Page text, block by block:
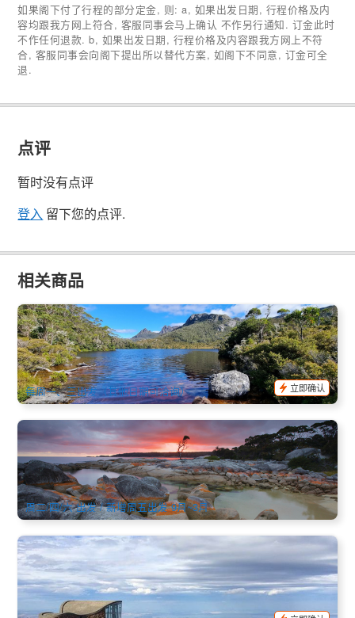
如果阁下付了行程的部分定金, 则: a, 如果出发日期, 行程价格及内
容均跟我方网上符合, 客服同事会马上确认 不作另行通知. 订金此时
不作任何退款. b, 如果出发日期, 行程价格及内容跟我方网上不符
合, 客服同事会向阁下提出所以替代方案, 如阁下不同意, 订金可全
退.
点评
暂时没有点评
登入 留下您的点评.
相关商品
摇篮山Cradle Mountain+环湖步道健行 (英文)｜朗塞斯顿往返
104 已预订
AUD $185.00 $190.00
TAS06469
每周一、三出发（其他日期可洽询）
立即确认
火焰湾1日游 (英文) (朗塞斯顿出发) Bay of Fires
110 已预订
AUD $185.00 $200.00
TAS06109
周二/四/六 出发 / 新增周五出发 9月~3月
威灵顿山半日游(Mount Wellington) 英文
1k 已预订
AUD $61.00 $65.00